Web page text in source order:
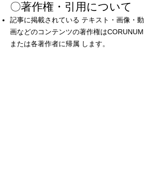
〇著作権・引用について
記事に掲載されている テキスト・画像・動
画などのコンテンツの著作権はCORUNUM
または各著作者に帰属 します。